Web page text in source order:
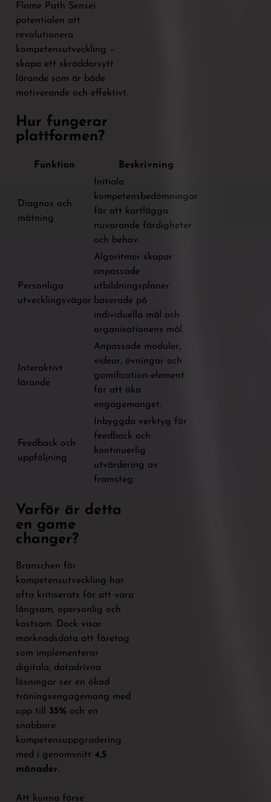
Flame Path Sensei
potentialen att
revolutionera
kompetensutveckling –
skapa ett skräddarsytt
lärande som är både
motiverande och effektivt.
Hur fungerar
plattformen?
Funktion Beskrivning
Diagnos och
mätning
Initiala
kompetensbedömningar
för att kartlägga
nuvarande färdigheter
och behov.
Personliga
utvecklingsvägar
Algoritmer skapar
anpassade
utbildningsplaner
baserade på
individuella mål och
organisationens mål.
Interaktivt
lärande
Anpassade moduler,
videor, övningar och
gamification-element
för att öka
engagemanget.
Feedback och
uppföljning
Inbyggda verktyg för
feedback och
kontinuerlig
utvärdering av
framsteg.
Varför är detta
en game
changer?
Branschen för
kompetensutveckling har
ofta kritiserats för att vara
långsam, opersonlig och
kostsam. Dock visar
marknadsdata att företag
som implementerar
digitala, datadrivna
lösningar ser en ökad
träningsengagemang med
upp till 35% och en
snabbare
kompetensuppgradering
med i genomsnitt 4,5
månader.
Att kunna förse